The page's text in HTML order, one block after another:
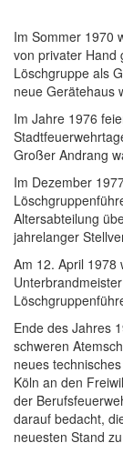
Im Sommer 1970
von privater Hand
Löschgruppe als
neue Gerätehaus
Im Jahre 1976
Großer Andrang
Im Dezember
Altersabteilung
jahrelanger
Am 12. April 1978
Ende des Jahres
schweren
neues
Köln an den
der
darauf bedacht,
neuesten Stand